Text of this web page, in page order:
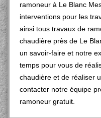
ramoneur à Le Blanc
interventions pour les
ainsi tous travaux de
chaudière près de Le
un savoir-faire et notre
temps pour vous de
chaudière et de réaliser
contacter notre équipe
ramoneur gratuit.